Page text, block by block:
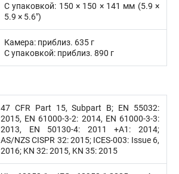
С упаковкой: 150 × 150 × 141 мм (5.9 ×
5.9 × 5.6″)
Камера: приблиз. 635 г
С упаковкой: приблиз. 890 г
47 CFR Part 15, Subpart B; EN 55032:
2015, EN 61000-3-2: 2014, EN 61000-3-3:
2013, EN 50130-4: 2011 +A1: 2014;
AS/NZS CISPR 32: 2015; ICES-003: Issue 6,
2016; KN 32: 2015, KN 35: 2015